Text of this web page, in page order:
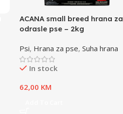
ACANA small breed hrana za
odrasle pse – 2kg
Psi, Hrana za pse,Suha hrana
In stock
62,00 KM